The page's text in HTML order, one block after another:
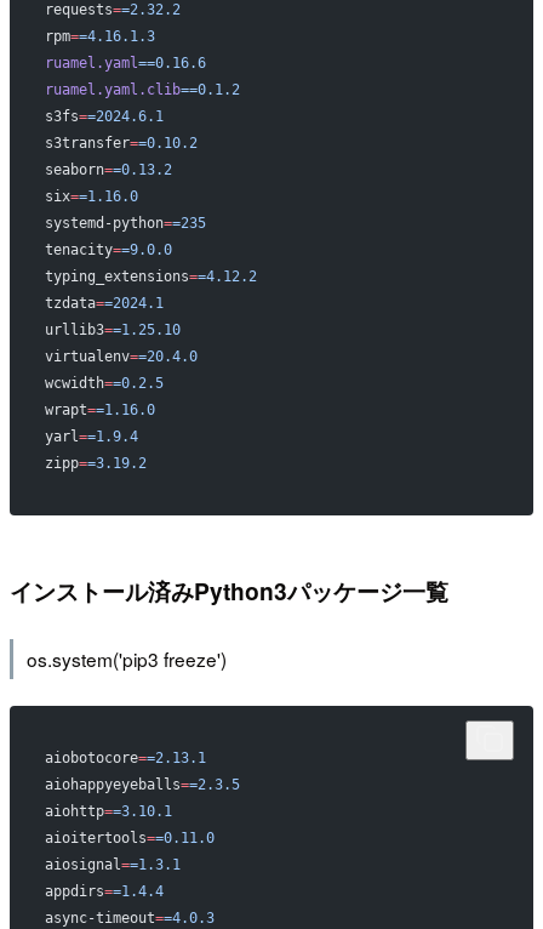
requests==2.32.2
rpm==4.16.1.3
ruamel.yaml==0.16.6
ruamel.yaml.clib==0.1.2
s3fs==2024.6.1
s3transfer==0.10.2
seaborn==0.13.2
six==1.16.0
systemd-python==235
tenacity==9.0.0
typing_extensions==4.12.2
tzdata==2024.1
urllib3==1.25.10
virtualenv==20.4.0
wcwidth==0.2.5
wrapt==1.16.0
yarl==1.9.4
zipp==3.19.2
インストール済みPython3パッケージ一覧
os.system('pip3 freeze')
aiobotocore==2.13.1
aiohappyeyeballs==2.3.5
aiohttp==3.10.1
aioitertools==0.11.0
aiosignal==1.3.1
appdirs==1.4.4
async-timeout==4.0.3